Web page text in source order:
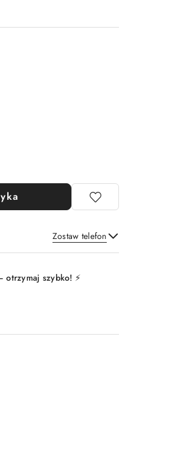
Zostaw telefon
Wyślij
szybko! ⚡